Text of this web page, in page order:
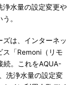
浄水量の設定変更や
。
は、インターネッ
ス「Remoni（リモ
続。これをAQUA-
洗浄水量の設定変